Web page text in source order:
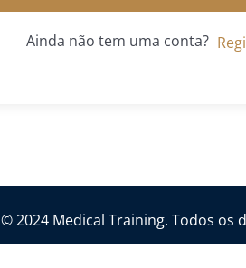
Ainda não tem uma conta?
© 2024 Medical Training. Todos os